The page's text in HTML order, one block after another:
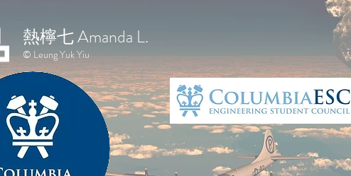
熱檸七 Amanda L.
© Leung Yuk Yiu